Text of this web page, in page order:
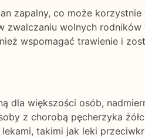
zapalny, co może
zwalczaniu wolnych
wspomagać trawienie i
dla większości osób,
z chorobą pęcherzyka
takimi jak leki